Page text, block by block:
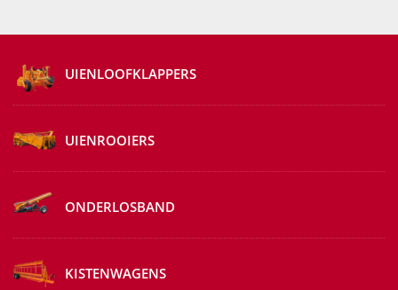
UIENLOOFKLAPPERS
UIENROOIERS
ONDERLOSBAND
KISTENWAGENS